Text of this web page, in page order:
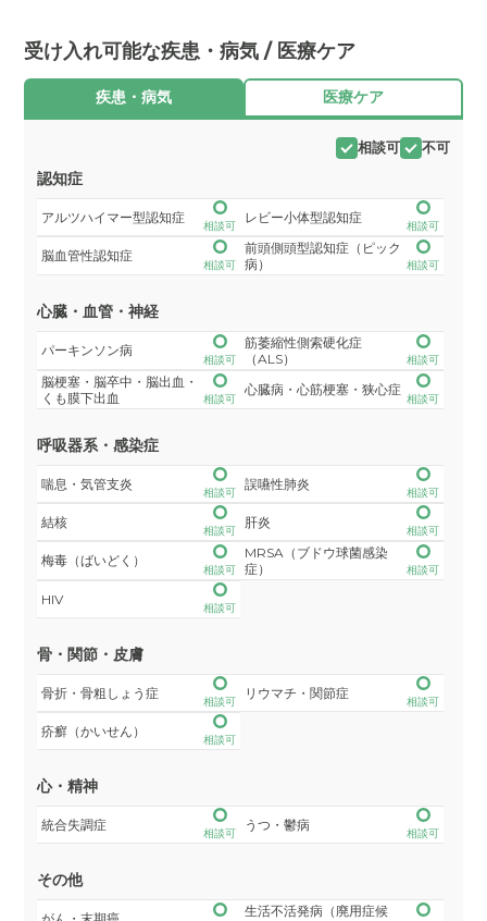
受け入れ可能な疾患・病気 / 医療ケア
疾患・病気 医療ケア
相談可 不可
認知症
アルツハイマー型認知症
相談可
レビー小体型認知症
相談可
脳血管性認知症
相談可
前頭側頭型認知症（ピック
病）
相談可
心臓・血管・神経
パーキンソン病
相談可
筋萎縮性側索硬化症
（ALS）
相談可
脳梗塞・脳卒中・脳出血・
くも膜下出血
相談可
心臓病・心筋梗塞・狭心症
相談可
呼吸器系・感染症
喘息・気管支炎
相談可
誤嚥性肺炎
相談可
結核
相談可
肝炎
相談可
梅毒（ばいどく）
相談可
MRSA（ブドウ球菌感染
症）
相談可
HIV
相談可
骨・関節・皮膚
骨折・骨粗しょう症
相談可
リウマチ・関節症
相談可
疥癬（かいせん）
相談可
心・精神
統合失調症
相談可
うつ・鬱病
相談可
その他
生活不活発病（廃用症候